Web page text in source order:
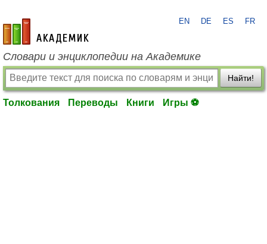
academic.ru
EN DE ES FR
Словари и энциклопедии на Академике
Найти!
Толкования Переводы Книги Игры ⚽